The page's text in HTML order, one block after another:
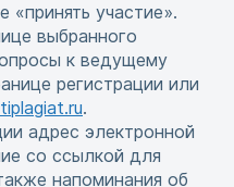
«принять участие».
выбранного
к ведущему
регистрации или
.
адрес электронной
со ссылкой для
напоминания об